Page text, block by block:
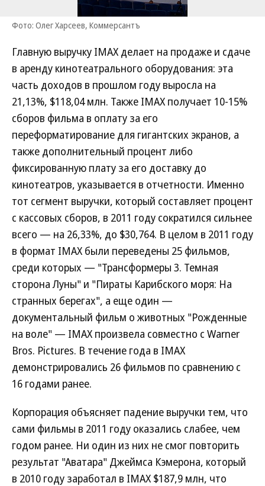
Фото: Олег Харсеев, Коммерсантъ
Главную выручку IMAX делает на продаже и сдаче
в аренду кинотеатрального оборудования: эта
часть доходов в прошлом году выросла на
21,13%, $118,04 млн. Также IMAX получает 10-15%
сборов фильма в оплату за его
переформатирование для гигантских экранов, а
также дополнительный процент либо
фиксированную плату за его доставку до
кинотеатров, указывается в отчетности. Именно
тот сегмент выручки, который составляет процент
с кассовых сборов, в 2011 году сократился сильнее
всего — на 26,33%, до $30,764. В целом в 2011 году
в формат IMAX были переведены 25 фильмов,
среди которых — "Трансформеры 3. Темная
сторона Луны" и "Пираты Карибского моря: На
странных берегах", а еще один —
документальный фильм о животных "Рожденные
на воле" — IMAX произвела совместно с Warner
Bros. Pictures. В течение года в IMAX
демонстрировались 26 фильмов по сравнению с
16 годами ранее.
Корпорация объясняет падение выручки тем, что
сами фильмы в 2011 году оказались слабее, чем
годом ранее. Ни один из них не смог повторить
результат "Аватара" Джеймса Кэмерона, который
в 2010 году заработал в IMAX $187,9 млн, что